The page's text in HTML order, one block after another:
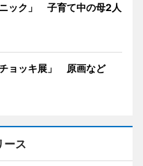
ック」 子育て中の母2人
ョッキ展」 原画など
ース